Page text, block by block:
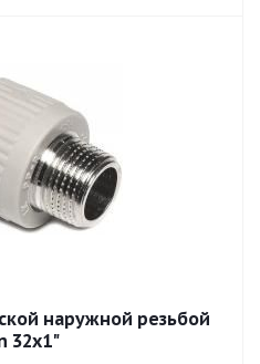
наружной резьбой
32x1"